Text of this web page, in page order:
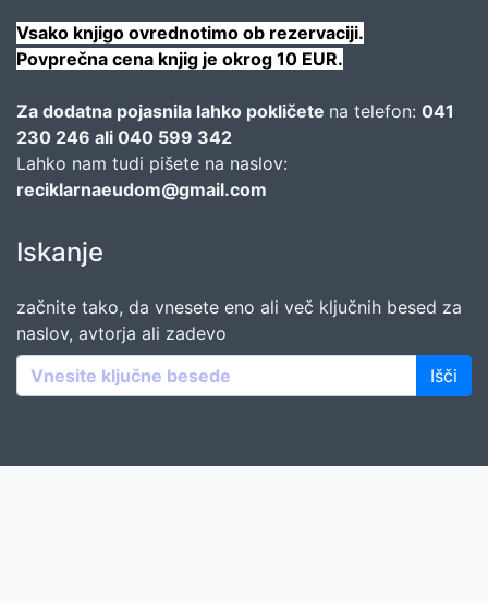
Vsako knjigo ovrednotimo ob rezervaciji.
Povprečna cena knjig je okrog 10 EUR.
Za dodatna pojasnila lahko pokličete na telefon: 041
230 246 ali 040 599 342
Lahko nam tudi pišete na naslov:
reciklarnaeudom@gmail.com
Iskanje
začnite tako, da vnesete eno ali več ključnih besed za
naslov, avtorja ali zadevo
Išči